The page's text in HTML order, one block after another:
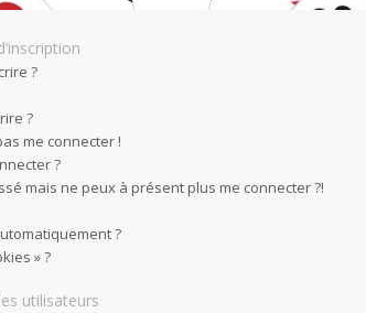
?
?
me connecter !
?
mais ne peux à présent plus me connecter ?!
?
» ?
utilisateurs